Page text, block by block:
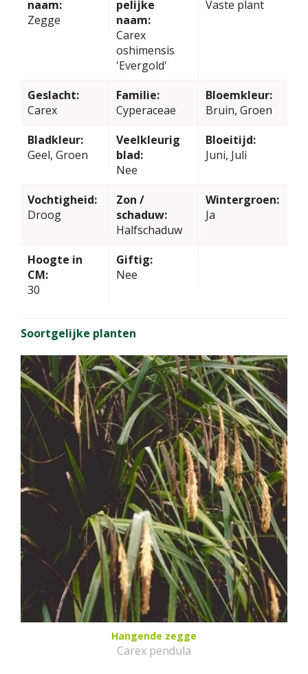
naam:
Zegge
pelijke
naam:
Carex
oshimensis
'Evergold'
Vaste plant
Geslacht:
Carex
Familie:
Cyperaceae
Bloemkleur:
Bruin, Groen
Bladkleur:
Geel, Groen
Veelkleurig
blad:
Nee
Bloeitijd:
Juni, Juli
Vochtigheid:
Droog
Zon /
schaduw:
Halfschaduw
Wintergroen:
Ja
Hoogte in
CM:
30
Giftig:
Nee
Soortgelijke planten
Hangende zegge
Carex pendula